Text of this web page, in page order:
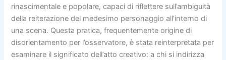
rinascimentale e popolare, capaci di riflettere sull’ambiguità
della reiterazione del medesimo personaggio all’interno di
una scena. Questa pratica, frequentemente origine di
disorientamento per l’osservatore, è stata reinterpretata per
esaminare il significato dell’atto creativo: a chi si indirizza